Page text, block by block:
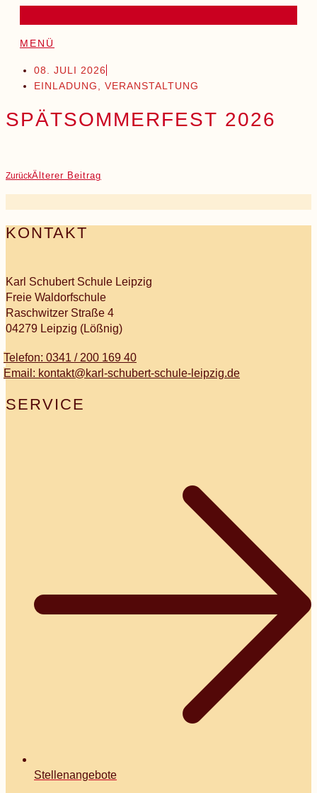
MENÜ
08. JULI 2026
EINLADUNG
VERANSTALTUNG
SPÄTSOMMERFEST 2026
ZurückÄlterer Beitrag
KONTAKT
Karl Schubert Schule Leipzig
Freie Waldorfschule
Raschwitzer Straße 4
04279 Leipzig (Lößnig)
Telefon: 0341 / 200 169 40
Email: kontakt@karl-schubert-schule-leipzig.de
SERVICE
Stellenangebote